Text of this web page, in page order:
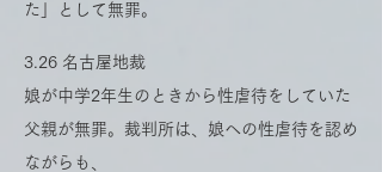
た」として無罪。
3.26 名古屋地裁
娘が中学2年生のときから性虐待をしていた
父親が無罪。裁判所は、娘への性虐待を認め
ながらも、